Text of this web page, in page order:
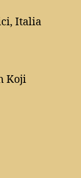
Italia
Koji